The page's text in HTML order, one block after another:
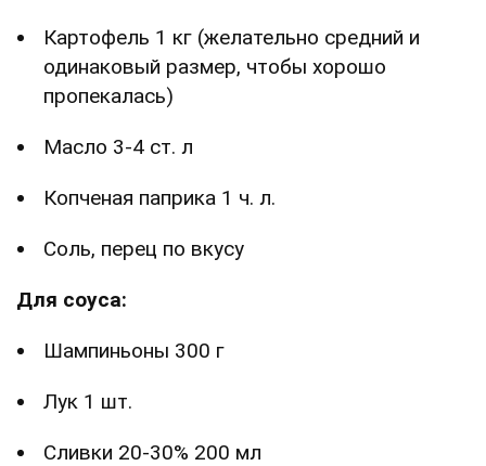
Картофель 1 кг (желательно средний и
одинаковый размер, чтобы хорошо
пропекалась)
Масло 3-4 ст. л
Копченая паприка 1 ч. л.
Соль, перец по вкусу
Для соуса:
Шампиньоны 300 г
Лук 1 шт.
Сливки 20-30% 200 мл